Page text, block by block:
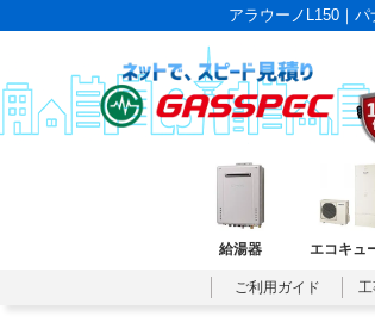
アラウーノL150｜
給湯器 エコキュ
ご利用ガイド 工